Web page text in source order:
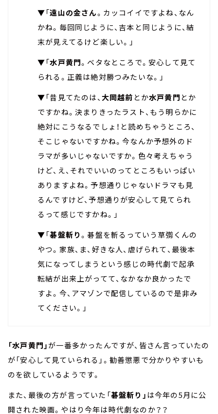
▼「遠山の金さん。カッコイイですよね、なん
かね。毎回同じように、吉本と同じように、結
末が見えてるけど楽しい。」
▼「水戸黄門。ベタなところで。安心して見て
られる。正義は絶対勝つみたいな。」
▼「昔見てたのは、大岡越前 とか水戸黄門 とか
ですかね。決まりきったラスト、もう明らかに
絶対にこうなるでしょ！と読めちゃうところ、
そこじゃないですかね。今なんか予想外のド
ラマが多いじゃないですか。色々考えちゃう
けど、え、それでいいのってところもいっぱい
ありますよね。予想通りじゃないドラマも見
るんですけど、予想通りが安心して見てられ
るって感じですかね。」
▼「碁盤斬り。碁盤を斬るっていう草彅くんの
やつ。家族、ま、好きな人、虐げられて、最後本
気になってしまうという感じの時代劇で起承
転結が出来上がってて、なかなか良かったで
すよ。今、アマゾンで配信しているので是非み
てください。」
「水戸黄門」が一番多かったんですが、皆さん言っていたの
が「安心して見ていられる」。勧善懲悪で分かりやすいも
のを欲しているようです。
また、最後の方が言っていた「碁盤斬り」 は今年の5月に公
開された映画。やはり今年は時代劇なのか？？